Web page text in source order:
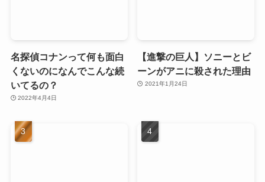
名探偵コナンって何も面白
くないのになんでこんな続
いてるの？
2022年4月4日
【進撃の巨人】ソニーとビ
ーンがアニに殺された理由
2021年1月24日